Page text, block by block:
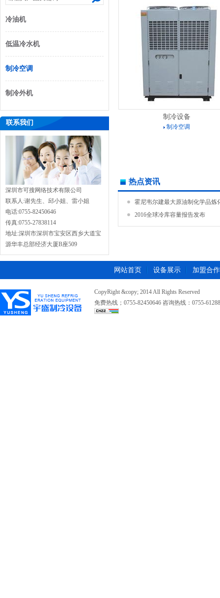
冷油机
低温冷水机
制冷空调
制冷外机
联系我们
深圳市可搜网络技术有限公司
联系人:谢先生、邱小姐、雷小姐
电话:0755-82450646
传真:0755-27838114
地址:深圳市深圳市宝安区西乡大道宝
源华丰总部经济大厦B座509
制冷设备
制冷空调
热点资讯
霍尼韦尔建最大原油制化学品炼
2016全球冷库容量报告发布
网站首页 设备展示 加盟合作
CopyRight &copy; 2014 All Rights Reserved
免费热线；0755-82450646 咨询热线：0755-